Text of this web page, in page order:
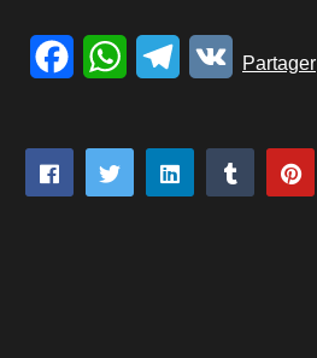
FacebookWhatsAppTelegram
VK
Partager